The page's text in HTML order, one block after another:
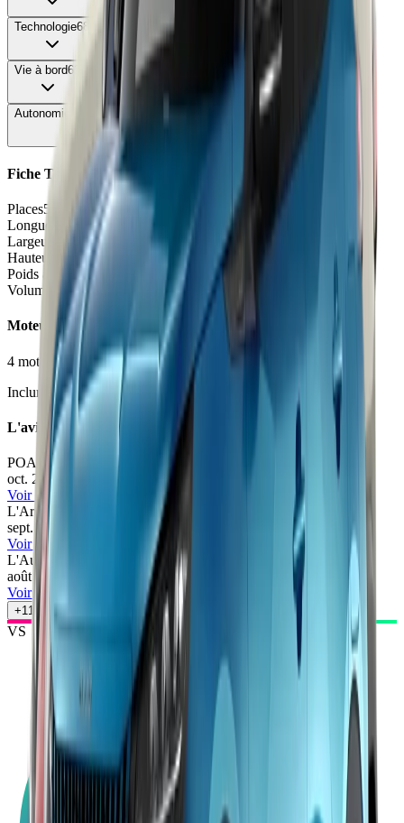
Technologie68
Vie à bord62
Autonomie & Recharge
Fiche Technique
Places5 places
Longueur
4.19 - 4.23
Largeur
1.81
m
Hauteur
1.53 - 1.55
Poids à vide 1241 - 1325
Volume coffre456
Moteurs et Finitions
4 motorisation •10finition
Inclure Malus 2026
L'avis des experts
POA 74/100
oct. 2025
Renaud Roubaudi & Julien Rosburger
Voir l'article
L'Argus
sept. 2025
Quentin Cazergues
Voir l'article
L'Auto-Journal
août 2025
Voir l'article
+11 autres avis
VS